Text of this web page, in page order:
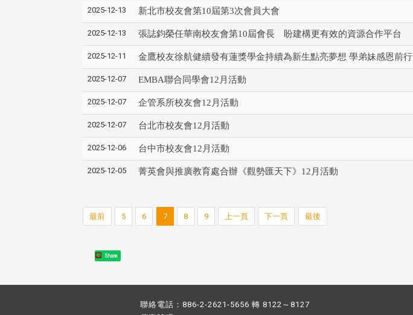
2025-12-13 新北市校友會第10屆第3次會員大會
2025-12-13 張誌鈞榮任華南校友會第10屆會長 盼建構更有效的資源合作平台
2025-12-11 金鷹校友徐航健續發有蓮獎學金持續為新生點亮夢想 學弟妹感恩前行
2025-12-07 EMBA聯合同學會12月活動
2025-12-07 企管系所校友會12月活動
2025-12-07 台北市校友會12月活動
2025-12-06 台中市校友會12月活動
2025-12-05 菁英會與推廣教育處合辦《觀勢匯天下》12月活動
最前 5 6 7 8 9 上一頁 下一頁 最後
Share
聯絡電話：886-2-2621-5656 轉 8122～8127